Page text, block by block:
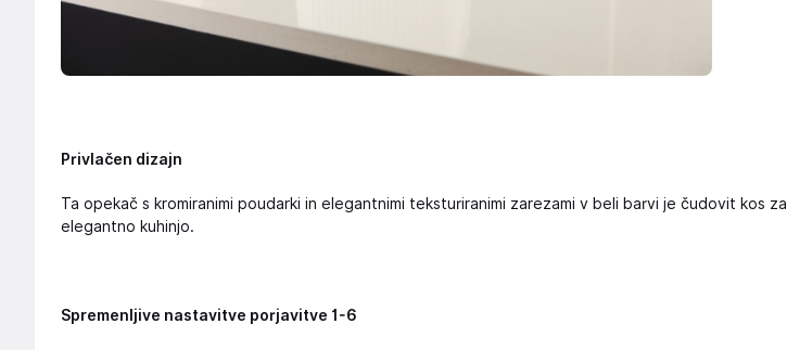
Privlačen dizajn
Ta opekač s kromiranimi poudarki in elegantnimi teksturiranimi zarezami v beli barvi je čudovit kos za
elegantno kuhinjo.
Spremenljive nastavitve porjavitve 1-6